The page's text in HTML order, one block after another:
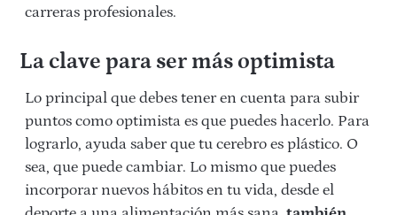
carreras profesionales.
La clave para ser más optimista
Lo principal que debes tener en cuenta para subir
puntos como optimista es que puedes hacerlo. Para
lograrlo, ayuda saber que tu cerebro es plástico. O
sea, que puede cambiar. Lo mismo que puedes
incorporar nuevos hábitos en tu vida, desde el